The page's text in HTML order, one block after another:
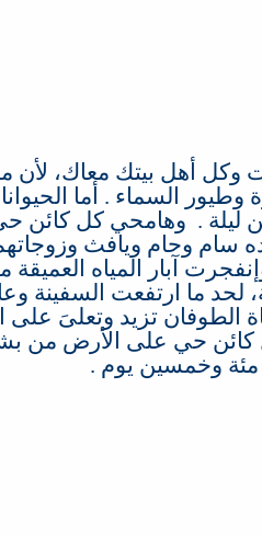
وكل أهل بيتك معاك، لأن
وطيور السماء . أما
ليلة . وهامحي كل كائن
سام وحام ويافث
آبار المياه
لحد ما ارتفعت السفينة
الطوفان تزيد وتعلىَ على
حي على الأرض من
وخمسين يوم .